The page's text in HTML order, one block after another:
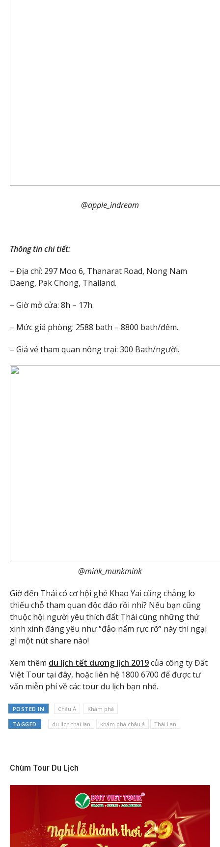
@apple_indream
Thông tin chi tiết:
– Địa chỉ: 297 Moo 6, Thanarat Road, Nong Nam
Daeng, Pak Chong, Thailand.
– Giờ mở cửa: 8h – 17h.
– Mức giá phòng: 2588 bath – 8800 bath/đêm.
– Giá vé tham quan nông trại: 300 Bath/người.
@mink_munkmink
Giờ đến Thái có cơ hội ghé Khao Yai cũng chẳng lo
thiếu chỗ tham quan độc đáo rồi nhỉ? Nếu bạn cũng
thuộc hội người yêu thích đất Thái cùng những thứ
xinh xinh đáng yêu như “đảo nấm rực rỡ” này thì ngại
gì một nút share nào!
Xem thêm du lịch tết dương lịch 2019của công ty Đất
Việt Tour tại đây, hoặc liên hệ 1800 6700 để được tư
vấn miễn phí về các tour du lịch bạn nhé.
POSTED IN Châu Á Khám phá
TAGGED du lich thai lan khám phá châu á Thái Lan
Chùm Tour Du Lịch